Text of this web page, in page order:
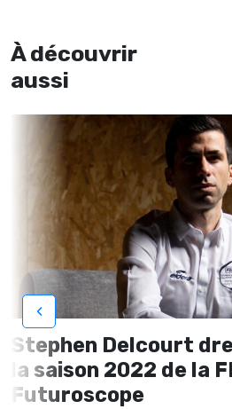
À découvrir
aussi
Stephen Delcourt
la saison 2022 de la
Futuroscope
‹